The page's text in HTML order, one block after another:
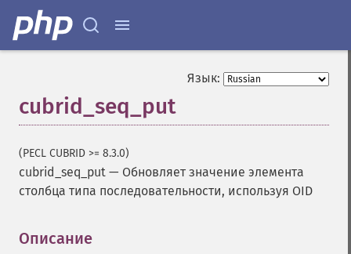
Язык:
cubrid_seq_put
(PECL CUBRID >= 8.3.0)
cubrid_seq_put — Обновляет значение элемента
столбца типа последовательности, используя OID
Описание